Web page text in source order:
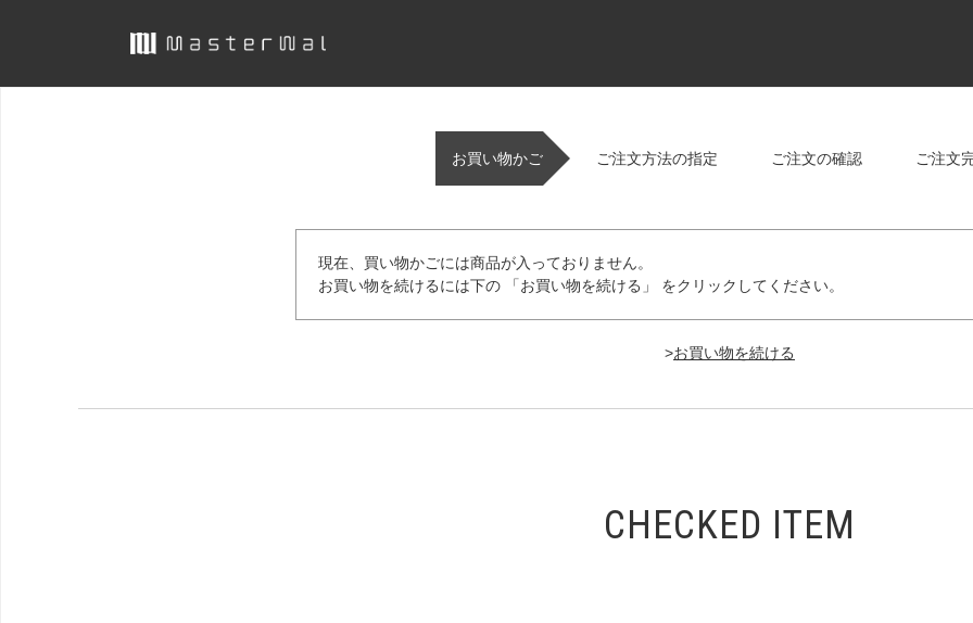
お買い物かご ご注文方法の指定 ご注文の確認 ご注文
現在、買い物かごには商品が入っておりません。
お買い物を続けるには下の 「お買い物を続ける」 をクリックしてください。
>
CHECKED ITEM